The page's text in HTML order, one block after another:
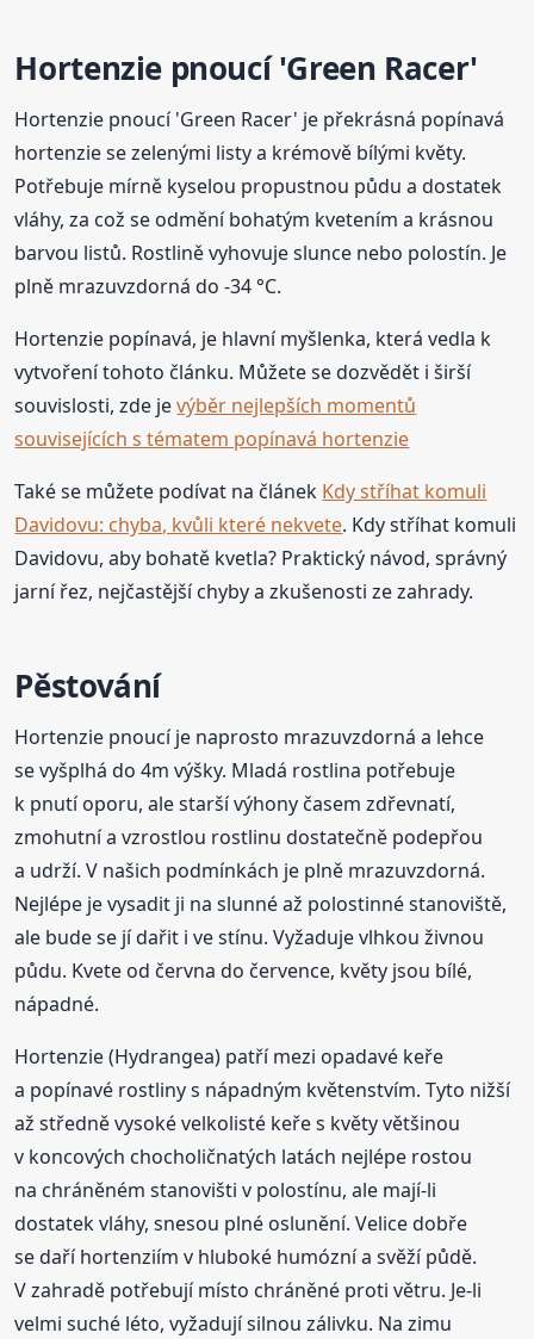
Hortenzie pnoucí 'Green Racer'
Hortenzie pnoucí 'Green Racer' je překrásná popínavá
hortenzie se zelenými listy a krémově bílými květy.
Potřebuje mírně kyselou propustnou půdu a dostatek
vláhy, za což se odmění bohatým kvetením a krásnou
barvou listů. Rostlině vyhovuje slunce nebo polostín. Je
plně mrazuvzdorná do -34 °C.
Hortenzie popínavá, je hlavní myšlenka, která vedla k
vytvoření tohoto článku. Můžete se dozvědět i širší
souvislosti, zde jevýběr nejlepších momentů
souvisejících s tématem popínavá hortenzie
Také se můžete podívat na článek Kdy stříhat komuli
Davidovu: chyba, kvůli které nekvete. Kdy stříhat komuli
Davidovu, aby bohatě kvetla? Praktický návod, správný
jarní řez, nejčastější chyby a zkušenosti ze zahrady.
Pěstování
Hortenzie pnoucí je naprosto mrazuvzdorná a lehce
se vyšplhá do 4m výšky. Mladá rostlina potřebuje
k pnutí oporu, ale starší výhony časem zdřevnatí,
zmohutní a vzrostlou rostlinu dostatečně podepřou
a udrží. V našich podmínkách je plně mrazuvzdorná.
Nejlépe je vysadit ji na slunné až polostinné stanoviště,
ale bude se jí dařit i ve stínu. Vyžaduje vlhkou živnou
půdu. Kvete od června do července, květy jsou bílé,
nápadné.
Hortenzie (Hydrangea) patří mezi opadavé keře
a popínavé rostliny s nápadným květenstvím. Tyto nižší
až středně vysoké velkolisté keře s květy většinou
v koncových chocholičnatých latách nejlépe rostou
na chráněném stanovišti v polostínu, ale mají-li
dostatek vláhy, snesou plné oslunění. Velice dobře
se daří hortenziím v hluboké humózní a svěží půdě.
V zahradě potřebují místo chráněné proti větru. Je-li
velmi suché léto, vyžadují silnou zálivku. Na zimu